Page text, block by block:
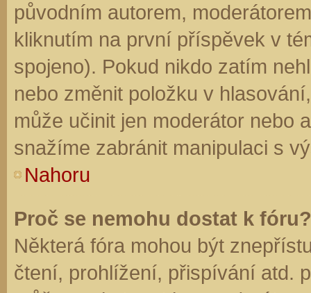
původním autorem,
kliknutím na první příspěvek v
spojeno). Pokud nikdo zatím
nebo změnit položku v
může učinit jen moderátor nebo
snažíme zabránit manipulaci s
Nahoru
Proč se nemohu dostat k fóru?
Některá fóra mohou být
čtení, prohlížení, přispívání atd.